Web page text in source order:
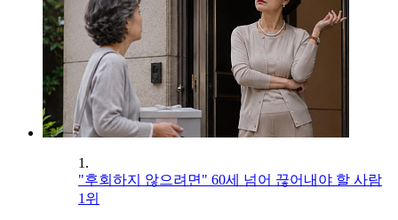
1.
"후회하지 않으려면" 60세 넘어 끊어내야 할 사람
1위